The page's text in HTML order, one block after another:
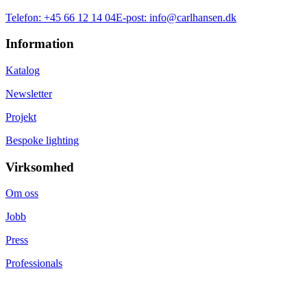
Telefon: +45 66 12 14 04E-post: info@carlhansen.dk
Information
Katalog
Newsletter
Projekt
Bespoke lighting
Virksomhed
Om oss
Jobb
Press
Professionals